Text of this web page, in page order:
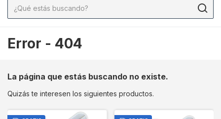
Error - 404
La página que estás buscando no existe.
Quizás te interesen los siguientes productos.